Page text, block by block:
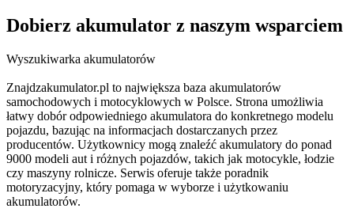
Dobierz akumulator z naszym wsparciem
Wyszukiwarka akumulatorów
Znajdzakumulator.pl to największa baza akumulatorów
samochodowych i motocyklowych w Polsce. Strona umożliwia
łatwy dobór odpowiedniego akumulatora do konkretnego modelu
pojazdu, bazując na informacjach dostarczanych przez
producentów. Użytkownicy mogą znaleźć akumulatory do ponad
9000 modeli aut i różnych pojazdów, takich jak motocykle, łodzie
czy maszyny rolnicze. Serwis oferuje także poradnik
motoryzacyjny, który pomaga w wyborze i użytkowaniu
akumulatorów.